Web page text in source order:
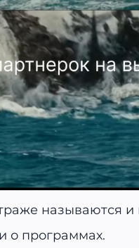
называются
о программах.